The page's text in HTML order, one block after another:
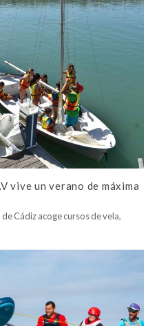
vive un verano de máxima
Cádiz acoge cursos de vela,